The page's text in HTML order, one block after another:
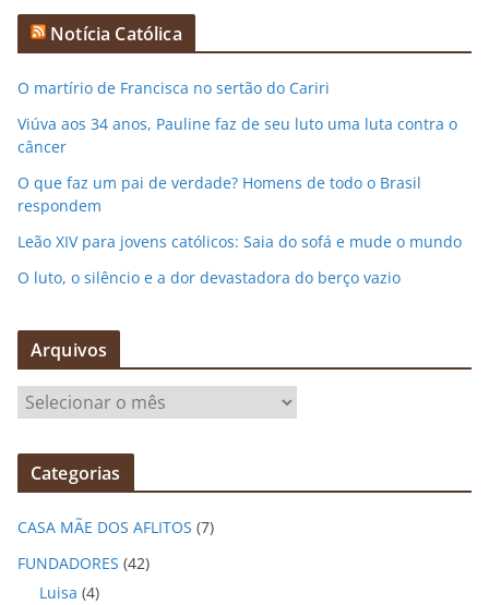
Notícia Católica
O martírio de Francisca no sertão do Cariri
Viúva aos 34 anos, Pauline faz de seu luto uma luta contra o
câncer
O que faz um pai de verdade? Homens de todo o Brasil
respondem
Leão XIV para jovens católicos: Saia do sofá e mude o mundo
O luto, o silêncio e a dor devastadora do berço vazio
Arquivos
q
v
o
Categorias
CASA MÃE DOS AFLITOS (7)
FUNDADORES (42)
Luisa (4)